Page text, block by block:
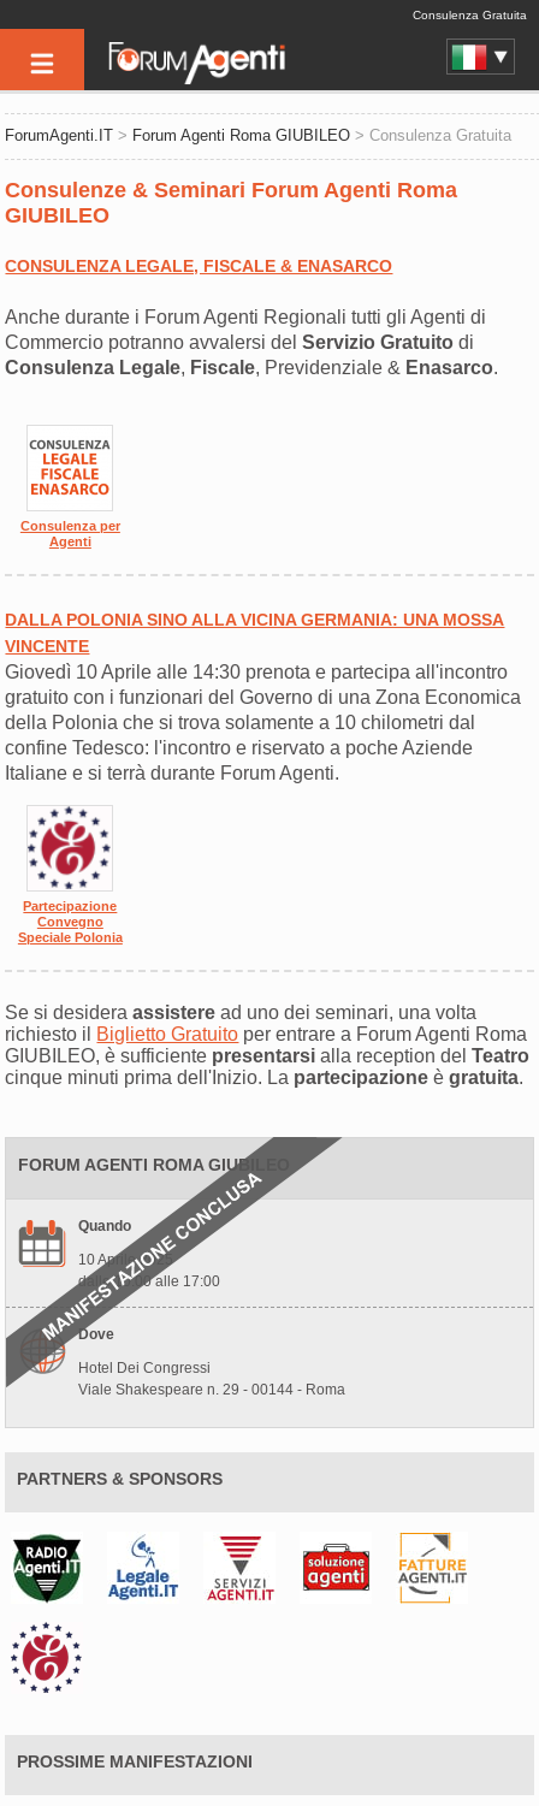
Consulenza Gratuita
ForumAgenti.IT > Forum Agenti Roma GIUBILEO > Consulenza Gratuita
Consulenze & Seminari Forum Agenti Roma
GIUBILEO
CONSULENZA LEGALE, FISCALE & ENASARCO
Anche durante i Forum Agenti Regionali tutti gli Agenti di
Commercio potranno avvalersi delServizio Gratuito di
Consulenza Legale, Fiscale, Previdenziale & Enasarco.
Consulenza per
Agenti
DALLA POLONIA SINO ALLA VICINA GERMANIA: UNA MOSSA
VINCENTE
Giovedì 10 Aprile alle 14:30 prenota e partecipa all'incontro
gratuito con i funzionari del Governo di una Zona Economica
della Polonia che si trova solamente a 10 chilometri dal
confine Tedesco: l'incontro e riservato a poche Aziende
Italiane e si terrà durante Forum Agenti.
Partecipazione
Convegno
Speciale Polonia
Se si desideraassistere ad uno dei seminari, una volta
richiesto il Biglietto Gratuito per entrare a Forum Agenti Roma
GIUBILEO, è sufficiente presentarsi alla reception delTeatro
cinque minuti prima dell'Inizio. La partecipazione ègratuita.
FORUM AGENTI ROMA GIUBILEO
Quando
10 Aprile 2025
dalle 10:00 alle 17:00
Dove
Hotel Dei Congressi
Viale Shakespeare n. 29 - 00144 - Roma
PARTNERS & SPONSORS
PROSSIME MANIFESTAZIONI